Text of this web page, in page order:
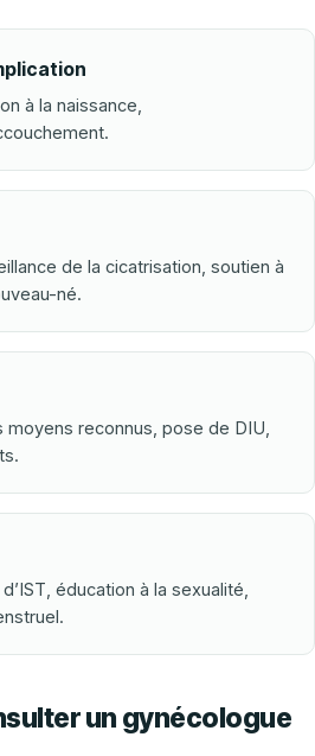
à la naissance,
de la cicatrisation, soutien à
né.
reconnus, pose de DIU,
éducation à la sexualité,
un gynécologue